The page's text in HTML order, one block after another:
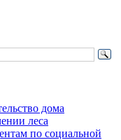
дома
леса
по социальной